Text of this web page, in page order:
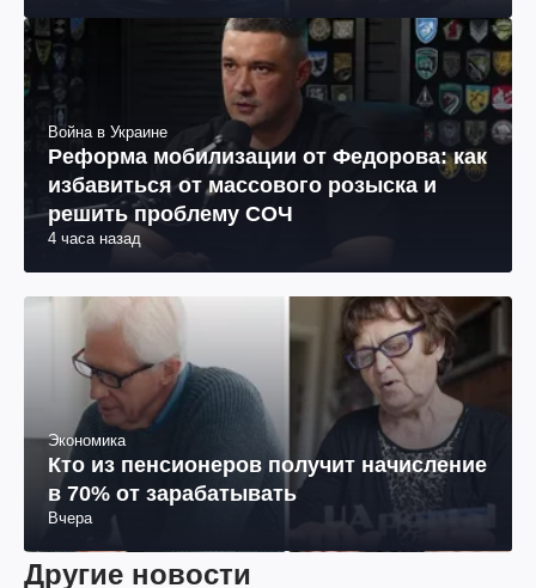
Война в Украине
Реформа мобилизации от Федорова: как
избавиться от массового розыска и
решить проблему СОЧ
4 часа назад
Экономика
Кто из пенсионеров получит начисление
в 70% от зарабатывать
Вчера
Другие новости